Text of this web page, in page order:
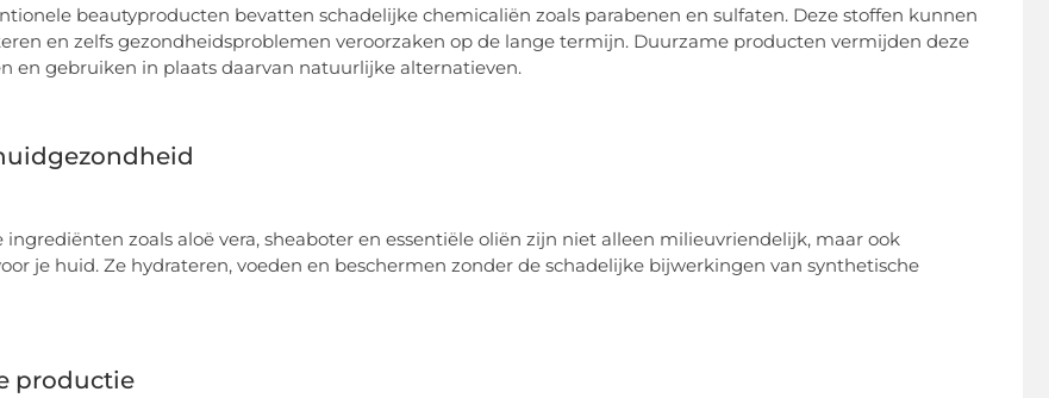
beautyproducten bevatten schadelijke chemicaliën zoals parabenen en sulfaten. Deze stoffen kunnen
en zelfs gezondheidsproblemen veroorzaken op de lange termijn. Duurzame producten vermijden deze
en gebruiken in plaats daarvan natuurlijke alternatieven.
ingrediënten zoals aloë vera, sheaboter en essentiële oliën zijn niet alleen milieuvriendelijk, maar ook
je huid. Ze hydrateren, voeden en beschermen zonder de schadelijke bijwerkingen van synthetische
productie